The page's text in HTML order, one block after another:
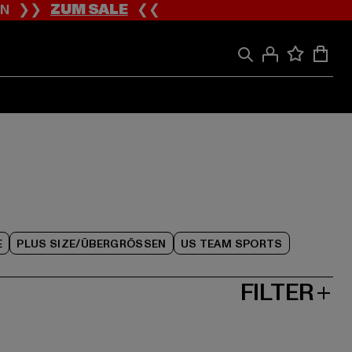
❯❯ZUM SALE❮❮
PLUS SIZE/ÜBERGRÖSSEN US TEAM SPORTS
FILTER